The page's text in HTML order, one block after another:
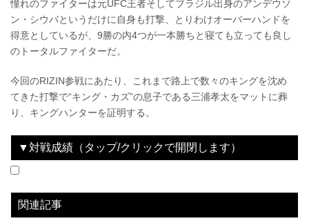
憧れのファイターは元UFC王者そしてブラジル出身のアンデウソ
ン・シウバというだけに自身も打撃、とりわけオーバーハンドを
得意としているが、9勝の内4つが一本勝ちと寝ても立っても良し
のトータルファイターだ。
今回のRIZIN参戦にあたり、これまで路上で数々のキングを沈め
てきた打撃で“キング・カズ”の息子である三浦孝太をマットに葬
り、キングハンターを証明する。
▼対戦成績（タップ/クリックで開閉します）
関連記事